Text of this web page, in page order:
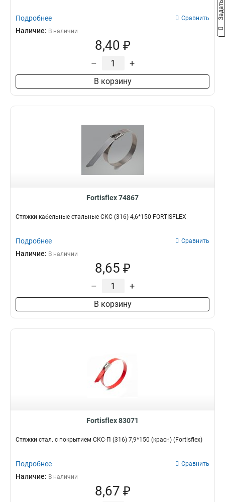
Подробнее Сравнить
Наличие: В наличии
8,40 ₽
– +
В корзину
Fortisflex 74867
Стяжки кабельные стальные СКС (316) 4,6*150 FORTISFLEX
Подробнее Сравнить
Наличие: В наличии
8,65 ₽
– +
В корзину
Fortisflex 83071
Стяжки стал. с покрытием СКС-П (316) 7,9*150 (красн) (Fortisflex)
Подробнее Сравнить
Наличие: В наличии
8,67 ₽